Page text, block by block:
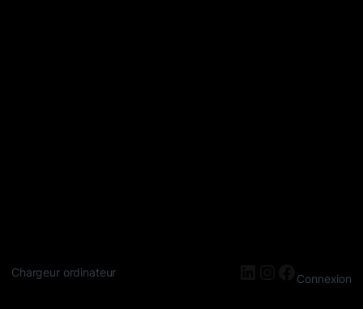
Chargeur ordinateur LinkedIn
Instagram
Connexion